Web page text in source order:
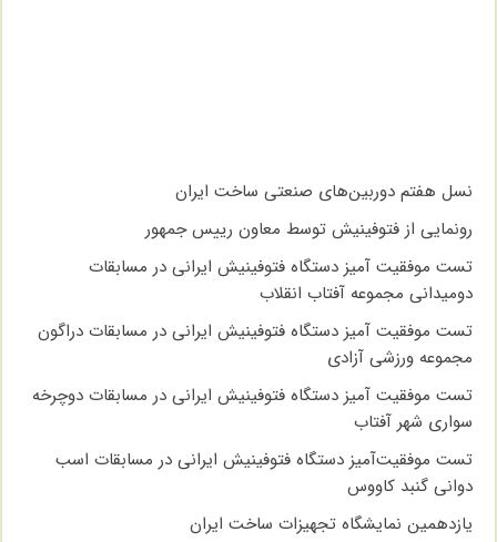
نسل هفتم دوربین‌های صنعتی ساخت ایران
رونمایی از فتوفینیش توسط معاون رییس جمهور
تست موفقیت آمیز دستگاه فتوفینیش ایرانی در مسابقات
دومیدانی مجموعه آفتاب انقلاب
تست موفقیت آمیز دستگاه فتوفینیش ایرانی در مسابقات دراگون
مجموعه ورزشی آزادی
تست موفقیت آمیز دستگاه فتوفینیش ایرانی در مسابقات دوچرخه
سواری شهر آفتاب
تست موفقیت‌آمیز دستگاه فتوفینیش ایرانی در مسابقات اسب
دوانی گنبد کاووس
یازدهمین نمایشگاه تجهیزات ساخت ایران